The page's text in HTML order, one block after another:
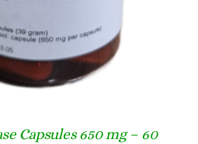
Capsules 650 mg – 60